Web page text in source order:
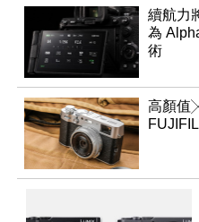
續航力
為
術
高顏值